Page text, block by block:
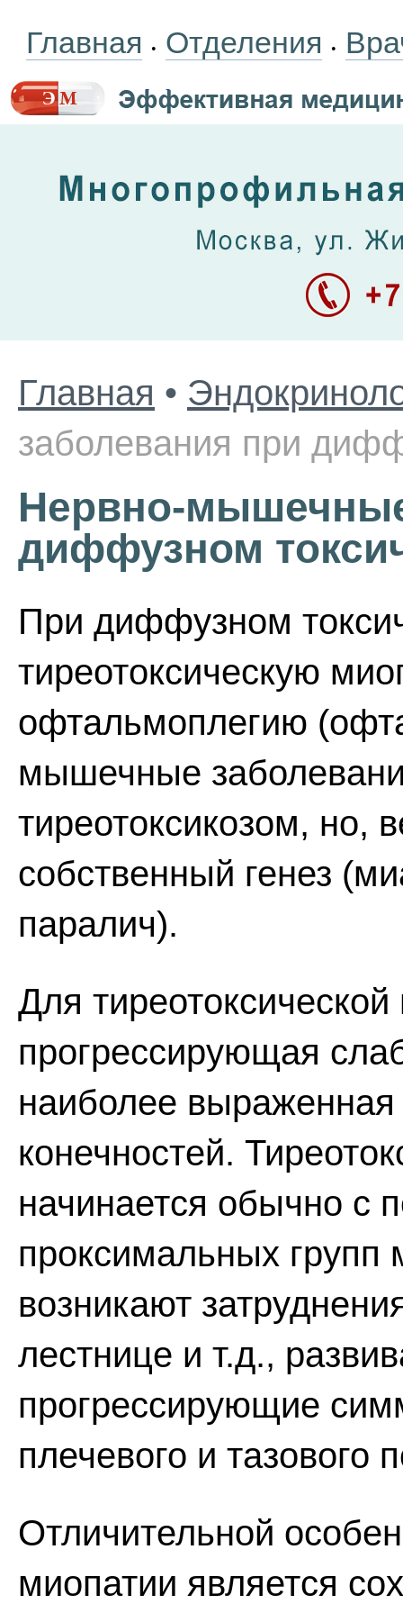
Главная • Отделения •
Главная •
заболевания при
Нервно-
диффузном
При диффузном
тиреотоксическую
офтальмоплегию
мышечные
тиреотоксикозом, но,
собственный генез
паралич).
Для
прогрессирующая
наиболее
конечностей.
начинается обычно с
проксимальных
возникают
лестнице и т.д.,
прогрессирующие
плечевого и тазового
Отличительной
миопатии является